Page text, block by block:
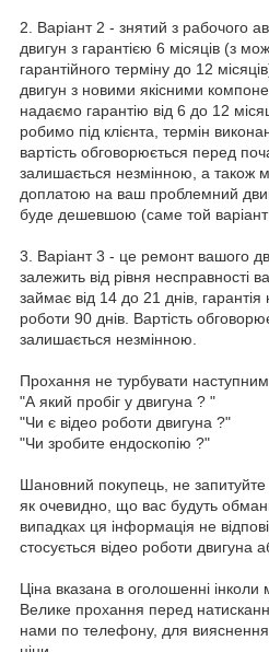
2. Варіант 2 - знятий з рабочого
двигун з гарантією 6 місяців (з
гарантійного терміну до 12
двигун з новими якісними
надаємо гарантію від 6 до 12
робимо під клієнта, термін
вартість обговорюється перед
залишається незмінною, а також
доплатою на ваш проблемний
буде дешевшою (саме той варіант
3. Варіант 3 - це ремонт вашого
залежить від рівня несправності
займає від 14 до 21 днів, гарантія
роботи 90 днів. Вартість
залишається незмінною.
Прохання не турбувати
"А який пробіг у двигуна ? "
"Чи є відео роботи двигуна ?"
"Чи зробите ендоскопію ?"
Шановний покупець, не запитуйте
як очевидно, що вас будуть
випадках ця інформація не
стосується відео роботи двигуна
Ціна вказана в оголошенні
Велике прохання перед
нами по телефону, для вияснення